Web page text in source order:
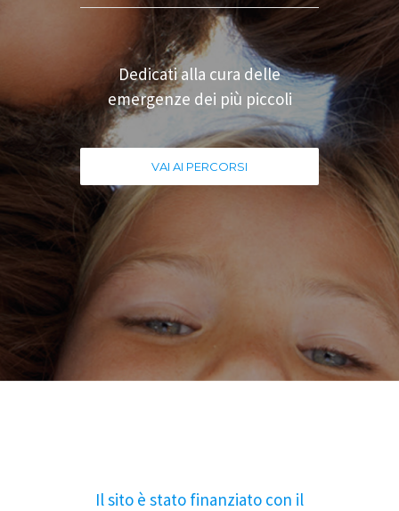
Dedicati alla cura delle
emergenze dei più piccoli
VAI AI PERCORSI
Il sito è stato finanziato con il